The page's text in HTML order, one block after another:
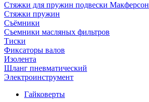
Стяжки для пружин подвески Макферсон
Стяжки пружин
Съёмники
Съемники масляных фильтров
Тиски
Фиксаторы валов
Изолента
Шланг пневматический
Электроинструмент
Гайковерты